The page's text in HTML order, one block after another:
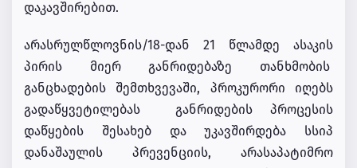
დაკავშირებით.
არასრულწლოვნის/18-დან 21 წლამდე ასაკის
პირის მიერ განრიდებაზე თანხმობის
განცხადების შემთხვევაში, პროკურორი იღებს
გადაწყვეტილებას განრიდების პროცესის
დაწყების შესახებ და უკავშირდება სსიპ
დანაშაულის პრევენციის, არასაპატიმრო